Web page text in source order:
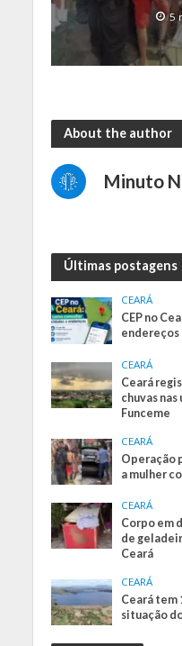
5
About the author
Minuto
Últimas postagens
CEARÁ
CEP no
endereços
CEARÁ
Ceará
chuvas
Funceme
CEARÁ
Operação
a mulher
CEARÁ
Corpo em
de
Ceará
CEARÁ
Ceará tem
situação